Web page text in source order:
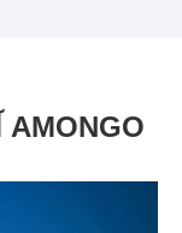
آخر الأخبار والتحديثات حول AMONGO